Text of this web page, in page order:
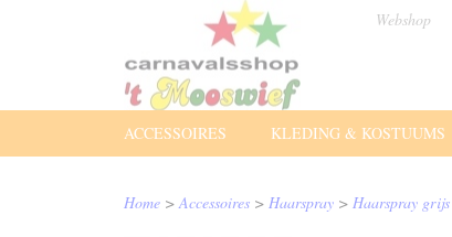
Webshop
ACCESSOIRES KLEDING & KOSTUUMS
Home >Accessoires > Haarspray > Haarspray grijs